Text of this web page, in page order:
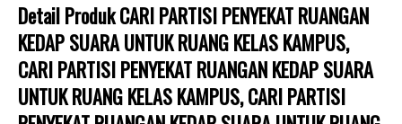
Detail Produk CARI PARTISI PENYEKAT RUANGAN
KEDAP SUARA UNTUK RUANG KELAS KAMPUS,
CARI PARTISI PENYEKAT RUANGAN KEDAP SUARA
UNTUK RUANG KELAS KAMPUS, CARI PARTISI